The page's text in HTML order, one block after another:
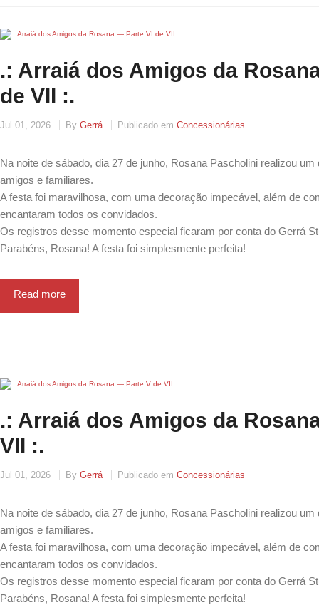
.: Arraiá dos Amigos da
de VII :.
Jul 01, 2026 By Gerrá Publicado em Concessionárias
Na noite de sábado, dia 27 de junho, Rosana Pascholini realizou
amigos e familiares.
A festa foi maravilhosa, com uma decoração impecável, além de
encantaram todos os convidados.
Os registros desse momento especial ficaram por conta do Gerrá
Parabéns, Rosana! A festa foi simplesmente perfeita!
Read more
.: Arraiá dos Amigos da
VII :.
Jul 01, 2026 By Gerrá Publicado em Concessionárias
Na noite de sábado, dia 27 de junho, Rosana Pascholini realizou
amigos e familiares.
A festa foi maravilhosa, com uma decoração impecável, além de
encantaram todos os convidados.
Os registros desse momento especial ficaram por conta do Gerrá
Parabéns, Rosana! A festa foi simplesmente perfeita!